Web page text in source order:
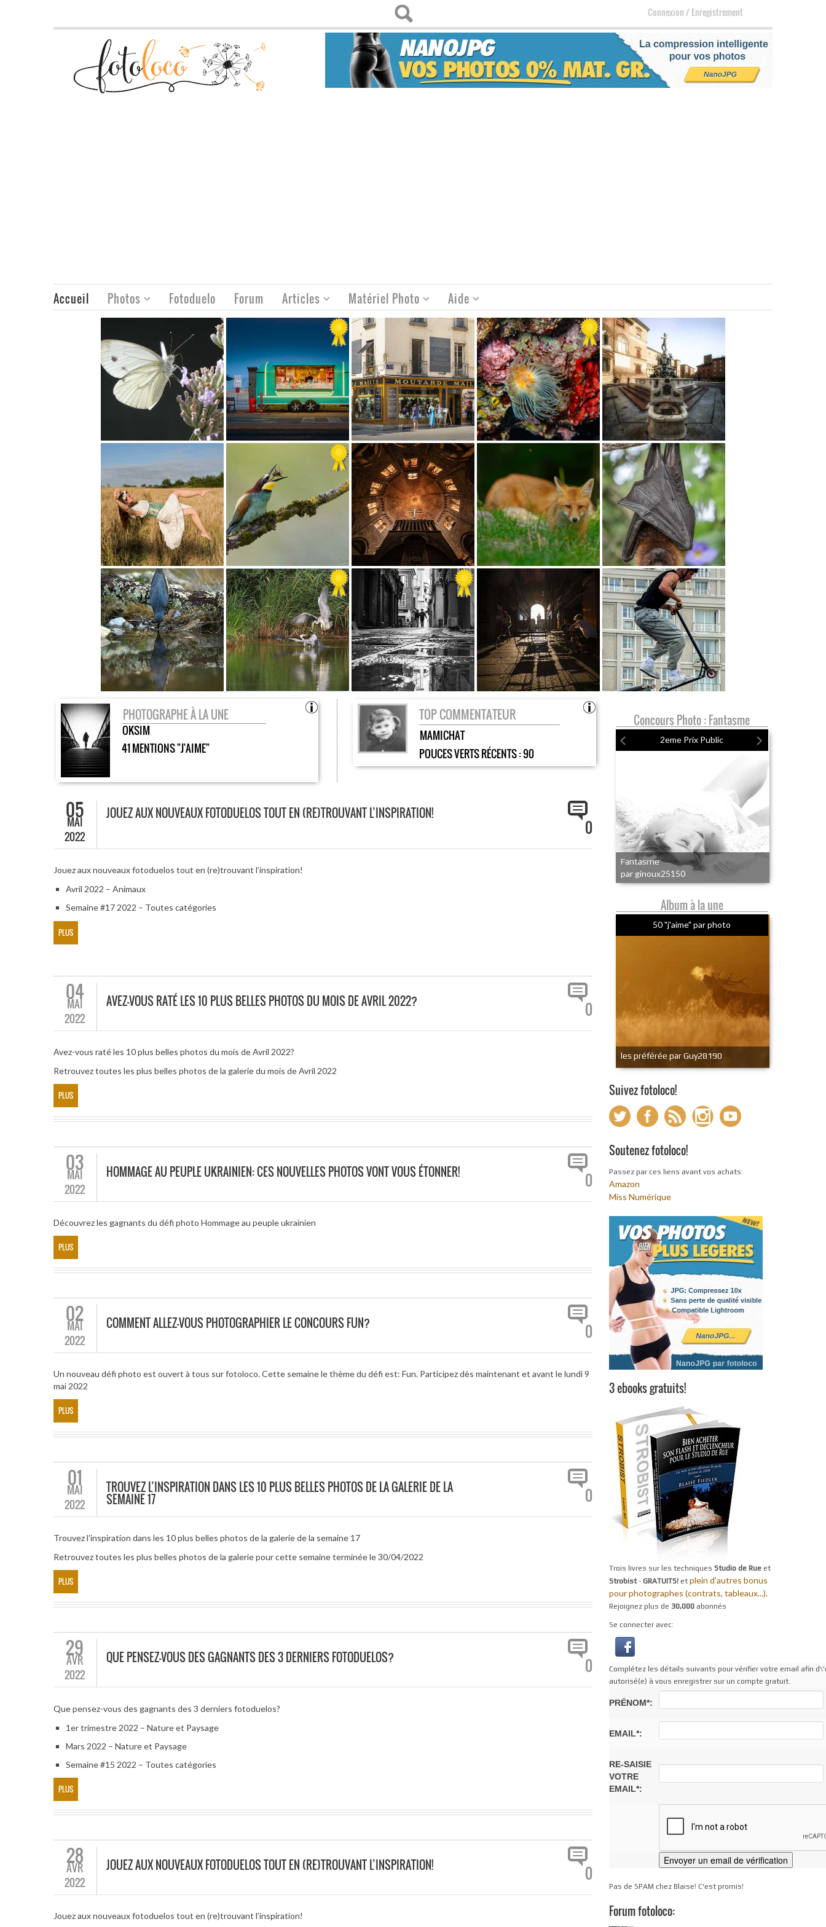
Connexion/Enregistrement
Accueil Photos Fotoduelo Forum Articles Matériel Photo Aide
PHOTOGRAPHE À LA UNE
OKSIM
41 MENTIONS "J'AIME"
TOP COMMENTATEUR
MAMICHAT
POUCES VERTS RÉCENTS :90
05
MAI
2022
JOUEZ AUX NOUVEAUX FOTODUELOS TOUT EN (RE)TROUVANT L’INSPIRATION!
0
Jouez aux nouveaux fotoduelos tout en (re)trouvant l’inspiration!
Avril 2022 – Animaux
Semaine #17 2022 – Toutes catégories
PLUS
04
MAI
2022
AVEZ-VOUS RATÉ LES 10 PLUS BELLES PHOTOS DU MOIS DE AVRIL 2022? 0
Avez-vous raté les 10 plus belles photos du mois de Avril 2022?
Retrouvez toutes les plus belles photos de la galerie du mois de Avril 2022
PLUS
03
MAI
2022
HOMMAGE AU PEUPLE UKRAINIEN: CES NOUVELLES PHOTOS VONT VOUS ÉTONNER! 0
Découvrez les gagnants du défi photo Hommage au peuple ukrainien
PLUS
02
MAI
2022
COMMENT ALLEZ-VOUS PHOTOGRAPHIER LE CONCOURS FUN? 0
Un nouveau défi photo est ouvert à tous sur fotoloco. Cette semaine le thème du défi est: Fun. Participez dès maintenant et avant le lundi 9
mai 2022
PLUS
01
MAI
2022
TROUVEZ L’INSPIRATION DANS LES 10 PLUS BELLES PHOTOS DE LA GALERIE DE LA
SEMAINE 17 0
Trouvez l’inspiration dans les 10 plus belles photos de la galerie de la semaine 17
Retrouvez toutes les plus belles photos de la galerie pour cette semaine terminée le 30/04/2022
PLUS
29
AVR
2022
QUE PENSEZ-VOUS DES GAGNANTS DES 3 DERNIERS FOTODUELOS? 0
Que pensez-vous des gagnants des 3 derniers fotoduelos?
1er trimestre 2022 – Nature et Paysage
Mars 2022 – Nature et Paysage
Semaine #15 2022 – Toutes catégories
PLUS
28
AVR
2022
JOUEZ AUX NOUVEAUX FOTODUELOS TOUT EN (RE)TROUVANT L’INSPIRATION! 0
Jouez aux nouveaux fotoduelos tout en (re)trouvant l’inspiration!
Concours Photo : Fantasme
2eme Prix Public
Fantasme
par ginoux25150
Album à la une
50 "j'aime" par photo
les préférée par Guy28190
Suivez fotoloco!
Soutenez fotoloco!
Passez par ces liens avant vos achats:
Amazon
Miss Numérique
3 ebooks gratuits!
Trois livres sur les techniques Studio de Rueet
Strobist- GRATUITS! et plein d'autres bonus
pour photographes (contrats, tableaux...).
Rejoignez plus de 30,000abonnés
Se connecter avec:
Complétez les détails suivants pour vérifier votre email afin
autorisé(e) à vous enregistrer sur un compte gratuit.
PRÉNOM*:
EMAIL*:
RE-SAISIE
VOTRE
EMAIL*:
Pas de SPAM chez Blaise! C'est promis!
Forum fotoloco: